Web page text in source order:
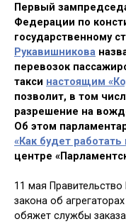
Первый
Федерации по
государственному
Рукавишникова
перевозок
такси настоящим
позволит, в том
разрешение на
Об этом
«Как будет
центре
11 мая
закона об
обяжет службы